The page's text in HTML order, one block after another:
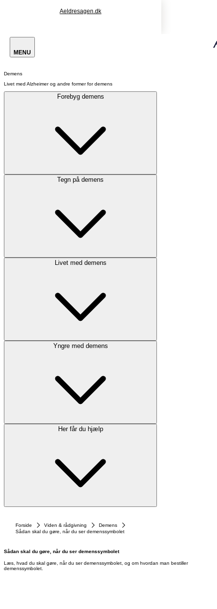
Aeldresagen.dk
MENU
Demens
Livet med Alzheimer og andre former for demens
Forebyg demens
Tegn på demens
Livet med demens
Yngre med demens
Her får du hjælp
Forside Viden & rådgivning
Demens
Sådan skal du gøre, når du ser demenssymbolet
Sådan skal du gøre, når du ser demenssymbolet
Læs, hvad du skal gøre, når du ser demenssymbolet, og om hvordan man bestiller
demenssymbolet.